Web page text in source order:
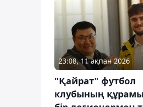
23:08, 11 ақпан 2026
"Қайрат" футбол
клубының